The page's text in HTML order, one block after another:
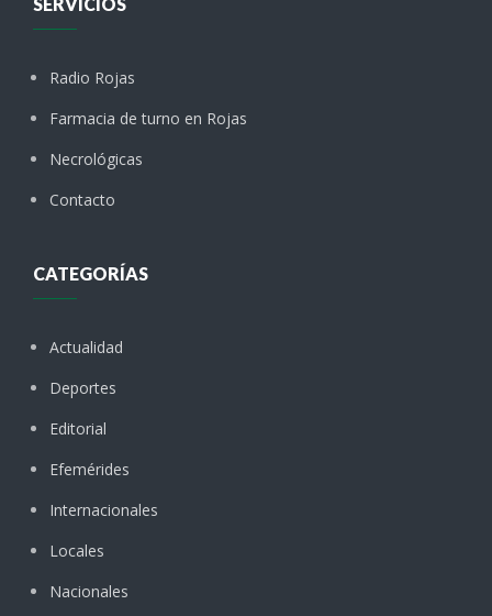
Radio Rojas
Farmacia de turno en Rojas
Necrológicas
Contacto
CATEGORÍAS
Actualidad
Deportes
Editorial
Efemérides
Internacionales
Locales
Nacionales